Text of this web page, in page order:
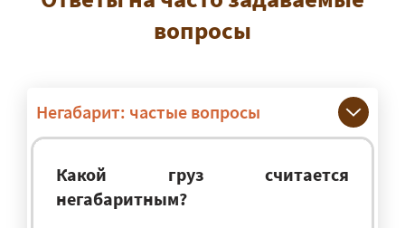
вопросы
Негабарит: частые вопросы
Какой груз считается
негабаритным?